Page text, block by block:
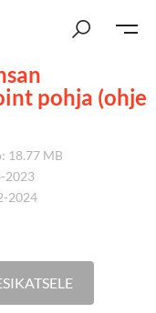
pohja (ohje
18.77 MB
2023
2024